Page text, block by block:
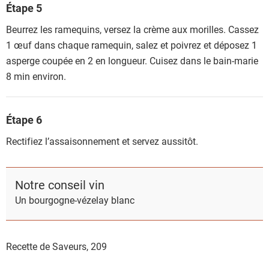
Étape 5
Beurrez les ramequins, versez la crème aux morilles. Cassez
1 œuf dans chaque ramequin, salez et poivrez et déposez 1
asperge coupée en 2 en longueur. Cuisez dans le bain-marie
8 min environ.
Étape 6
Rectifiez l’assaisonnement et servez aussitôt.
Notre conseil vin
Un bourgogne-vézelay blanc
Recette de Saveurs,209